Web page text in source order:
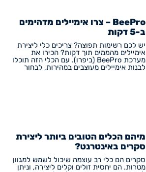
BeePro – צרו אימיילים מדהימים
ב-5 דקות
יש לכם רשימות תפוצה? צריכים כלי ליצירת
אימיילים מהממים תוך דקות? הכירו את
מערכת BeePro (ביפרו). עם הכלי הזה תוכלו
לבנות אימיילים מעוצבים במהירות, לבחור
מיהם הכלים הטובים ביותר ליצירת
סקרים באינטרנט?
סקרים הם כלי רב עוצמה שיכול לשמש למגוון
מטרות. הם יחסית זולים וקלים ליצירה, וניתן